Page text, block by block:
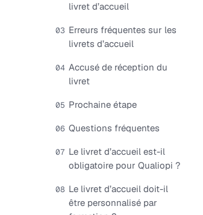
livret d’accueil
03 Erreurs fréquentes sur les
livrets d’accueil
04 Accusé de réception du
livret
05 Prochaine étape
06 Questions fréquentes
07 Le livret d’accueil est-il
obligatoire pour Qualiopi ?
08 Le livret d’accueil doit-il
être personnalisé par